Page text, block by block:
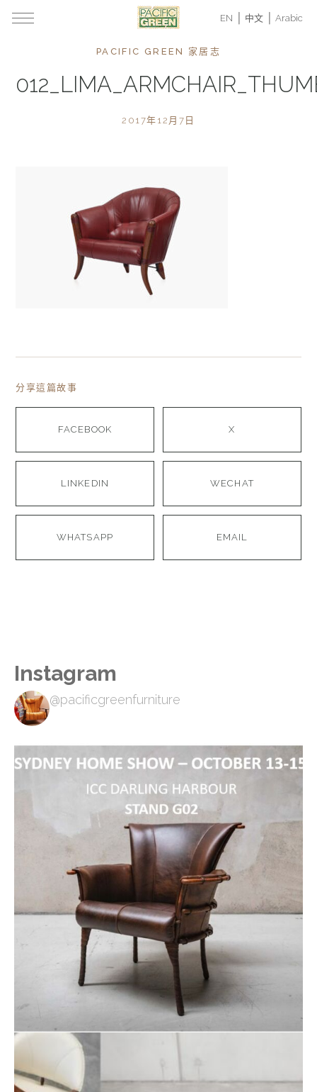
EN 中文 Arabic
PACIFIC GREEN 家居志
2017年12月7日
分享這篇故事
FACEBOOK X
LINKEDIN WECHAT
WHATSAPP EMAIL
Instagram
@pacificgreenfurniture